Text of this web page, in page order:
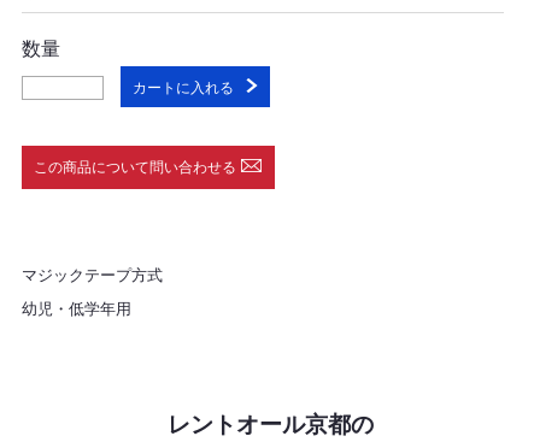
数量
カートに入れる
この商品について問い合わせる
マジックテープ方式
幼児・低学年用
レントオール京都の